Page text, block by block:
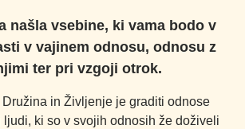
našla vsebine, ki vama bodo v
v vajinem odnosu, odnosu z
ter pri vzgoji otrok.
Družina in Življenje je graditi odnose
ljudi, ki so v svojih odnosih že doživeli